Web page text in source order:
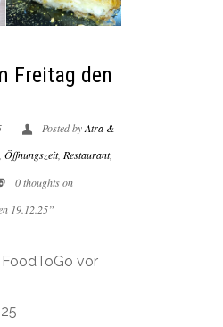
Freitag den
Posted byAtra &
, Öffnungszeit, Restaurant,
0 thoughts on
19.12.25”
vor